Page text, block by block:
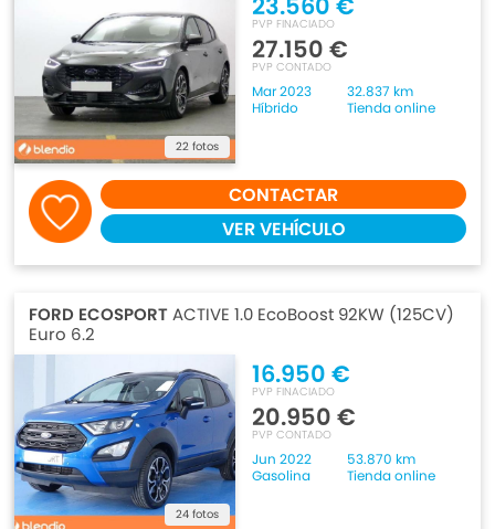
22 fotos
PVP FINACIADO
27.150 €
PVP CONTADO
Mar 2023
32.837 km
Híbrido
Tienda online
CONTACTAR
VER VEHÍCULO
FORD ECOSPORTACTIVE 1.0 EcoBoost 92KW (125CV)
Euro 6.2
24 fotos
16.950 €
PVP FINACIADO
20.950 €
PVP CONTADO
Jun 2022
53.870 km
Gasolina
Tienda online